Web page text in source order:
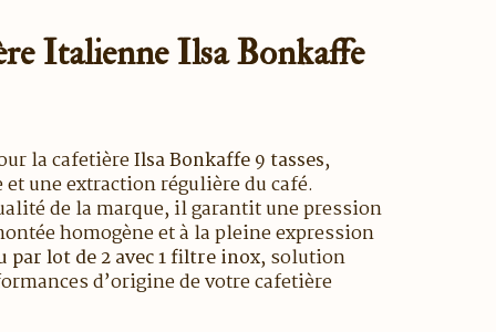
Italienne Ilsa Bonkaffe
la cafetièreIlsa Bonkaffe 9 tasses,
une extraction régulière du café.
de la marque, il garantit une pression
homogène et à la pleine expression
par lot de 2 avec 1 filtre inox, solution
d’origine de votre cafetière